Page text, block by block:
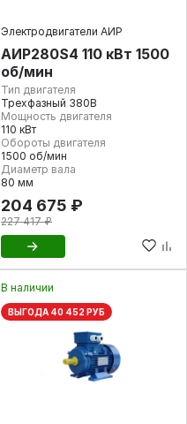
Электродвигатели АИР
АИР280S4 110 кВт 1500
об/мин
Тип двигателя
Трехфазный 380В
Мощность двигателя
110 кВт
Обороты двигателя
1500 об/мин
Диаметр вала
80 мм
204 675 ₽
227 417 ₽
В наличии
ВЫГОДА 40 452 РУБ